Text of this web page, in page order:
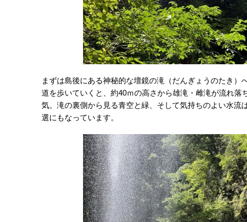
まずは島後にある神秘的な壇鏡の滝（だんぎょうのたき
道を歩いていくと、約40ｍの高さから雄滝・雌滝が流れ
気。滝の裏側から見る青空と緑、そして気持ちのよい水
選にもなっています。